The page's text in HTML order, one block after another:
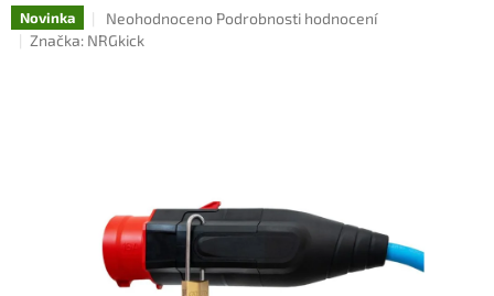
Novinka
Průměrné
hodnocení
Neohodnoceno Podrobnosti hodnocení
Značka: NRGkick